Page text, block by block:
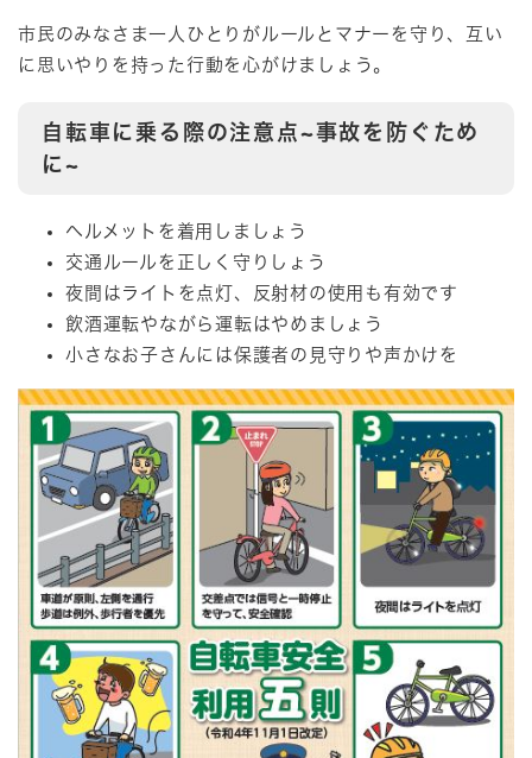
市民のみなさま一人ひとりがルールとマナーを守り、互い
に思いやりを持った行動を心がけましょう。
自転車に乗る際の注意点~事故を防ぐため
に~
ヘルメットを着用しましょう
交通ルールを正しく守りしょう
夜間はライトを点灯、反射材の使用も有効です
飲酒運転やながら運転はやめましょう
小さなお子さんには保護者の見守りや声かけを​